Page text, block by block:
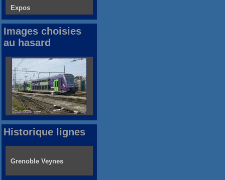
Expos
Images choisies
au hasard
Historique lignes
Grenoble Veynes